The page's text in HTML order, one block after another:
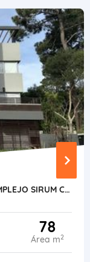
PINAMAR DUPLEX CON TERRAZAS - COMPLEJO SIRUM CON PISCINA
78
Área m2